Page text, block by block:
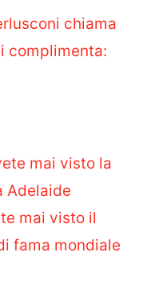
chiama
complimenta:
mai visto la
Adelaide
mai visto il
fama mondiale